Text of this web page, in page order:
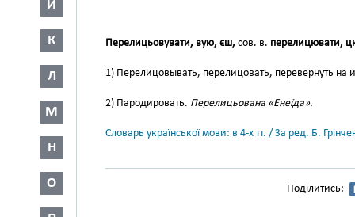
Й
К
Л
М
Н
О
Перелицьовувати, вую, єш, сов. в. перелицювати,
1) Перелицовывать, перелицовать, перевернуть на
2) Пародировать. Перелицьована «Енеїда».
Словарь української мови: в 4-х тт. / За ред. Б.
Поділитись: